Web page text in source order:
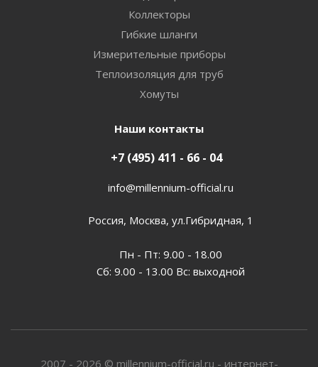
Коллекторы
Гибкие шланги
Измерительные приборы
Теплоизоляция для труб
Хомуты
Наши контакты
+7 (495) 411 - 66 - 04
info@millennium-official.ru
Россия, Москва, ул.Гибридная, 1
Пн - Пт: 9.00 - 18.00
Сб: 9.00 - 13.00 Вс: выходной
2007 - 2026 © millennium-official.ru - интернет-